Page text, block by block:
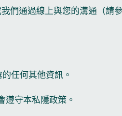
們通過線上與您的溝通（請
任何其他資訊。
守本私隱政策。